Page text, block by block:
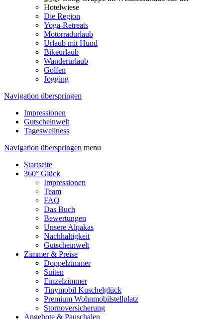
Die Region
Yoga-Retreats
Motorradurlaub
Urlaub mit Hund
Bikeurlaub
Wanderurlaub
Golfen
Jogging
Navigation überspringen
Impressionen
Gutscheinwelt
Tageswellness
Navigation überspringen menu
Startseite
360° Glück
Impressionen
Team
FAQ
Das Buch
Bewertungen
Unsere Alpakas
Nachhaltigkeit
Gutscheinwelt
Zimmer & Preise
Doppelzimmer
Suiten
Einzelzimmer
Tinymobil Kuschelglück
Premium Wohnmobilstellplatz
Stornoversicherung
Angebote & Pauschalen